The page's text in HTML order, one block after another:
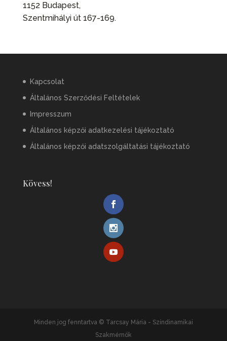
1152 Budapest,
Szentmihályi út 167-169.
Kapcsolat
Általános Szerződési Feltételek
Impresszum
Általános képzői adatkezelési tájékoztató
Általános képzői adatszolgáltatási tájékoztató
Kövess!
Minden jog fenntartva © Tarcsay Mária - Színdinamikai
Szakmérnök